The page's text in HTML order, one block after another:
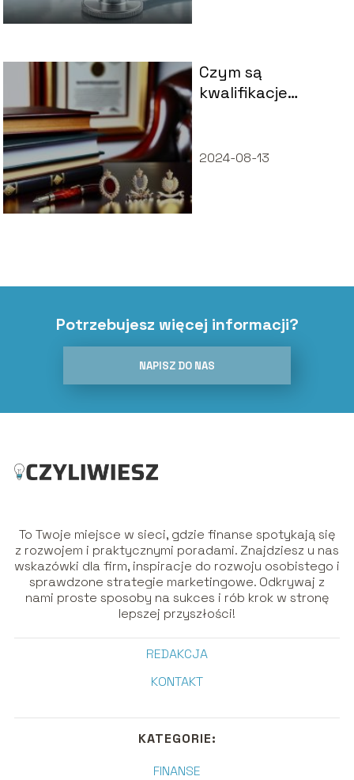
Czym są
kwalifikacje
2024-08-13
Potrzebujesz więcej informacji?
NAPISZ DO NAS
To Twoje miejsce w sieci, gdzie finanse spotykają się
z rozwojem i praktycznymi poradami. Znajdziesz u nas
wskazówki dla firm, inspiracje do rozwoju osobistego i
sprawdzone strategie marketingowe. Odkrywaj z
nami proste sposoby na sukces i rób krok w stronę
lepszej przyszłości!
REDAKCJA
KONTAKT
KATEGORIE:
FINANSE